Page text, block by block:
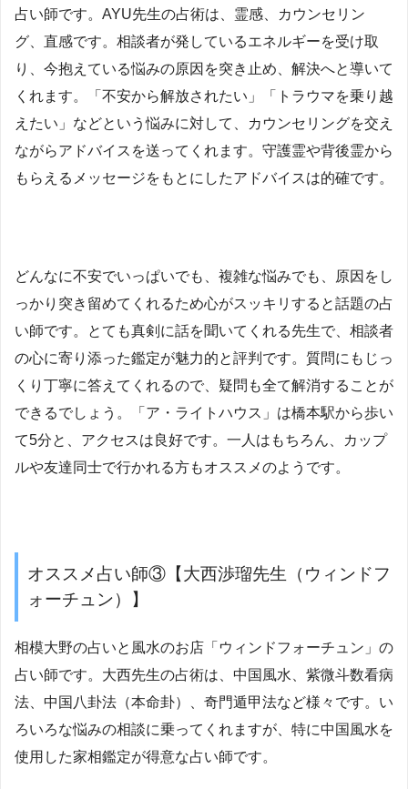
占い師です。AYU先生の占術は、霊感、カウンセリン
グ、直感です。相談者が発しているエネルギーを受け取
り、今抱えている悩みの原因を突き止め、解決へと導いて
くれます。「不安から解放されたい」「トラウマを乗り越
えたい」などという悩みに対して、カウンセリングを交え
ながらアドバイスを送ってくれます。守護霊や背後霊から
もらえるメッセージをもとにしたアドバイスは的確です。
どんなに不安でいっぱいでも、複雑な悩みでも、原因をし
っかり突き留めてくれるため心がスッキリすると話題の占
い師です。とても真剣に話を聞いてくれる先生で、相談者
の心に寄り添った鑑定が魅力的と評判です。質問にもじっ
くり丁寧に答えてくれるので、疑問も全て解消することが
できるでしょう。「ア・ライトハウス」は橋本駅から歩い
て5分と、アクセスは良好です。一人はもちろん、カップ
ルや友達同士で行かれる方もオススメのようです。
オススメ占い師③【大西渉瑠先生（ウィンドフ
ォーチュン）】
相模大野の占いと風水のお店「ウィンドフォーチュン」の
占い師です。大西先生の占術は、中国風水、紫微斗数看病
法、中国八卦法（本命卦）、奇門遁甲法など様々です。い
ろいろな悩みの相談に乗ってくれますが、特に中国風水を
使用した家相鑑定が得意な占い師です。